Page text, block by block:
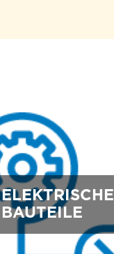
ELEKTRISCHE
BAUTEILE